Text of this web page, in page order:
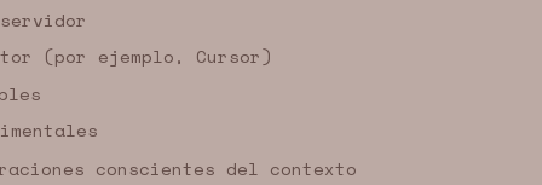
(por ejemplo, Cursor)
conscientes del contexto